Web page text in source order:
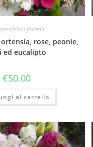
floreali
rose, peonie,
ed eucalipto
€50.00
al carrello